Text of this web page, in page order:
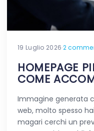
19 Luglio 2026·2
HOMEPAGE
COME
Immagine generata
web, molto spesso
magari cerchi un